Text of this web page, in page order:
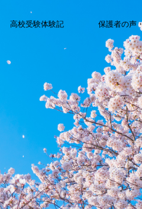
高校受験体験記 保護者の声